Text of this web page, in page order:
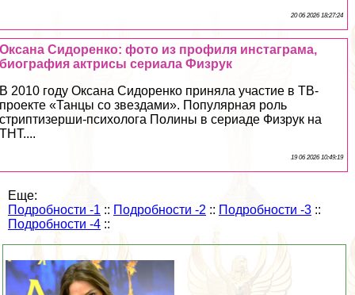
20 06 2026 18:27:24
Оксана Сидоренко: фото из профиля инстаграма,
биография актрисы сериала Физрук
В 2010 году Оксана Сидоренко приняла участие в ТВ-
проекте «Танцы со звездами». Популярная роль
cтpиптизерши-психолога Полины в сериаде Физрук на
ТНТ....
19 06 2026 10:49:19
Еще:
Подробности -1 :: Подробности -2 :: Подробности -3 ::
Подробности -4 ::